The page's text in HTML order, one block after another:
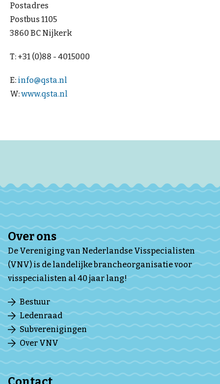
Postadres
Postbus 1105
3860 BC Nijkerk
T: +31 (0)88 - 4015000
E: info@qsta.nl
W:www.qsta.nl
Over ons
De Vereniging van Nederlandse Visspecialisten
(VNV) is de landelijke brancheorganisatie voor
visspecialisten al 40 jaar lang!
Bestuur
Ledenraad
Subverenigingen
Over VNV